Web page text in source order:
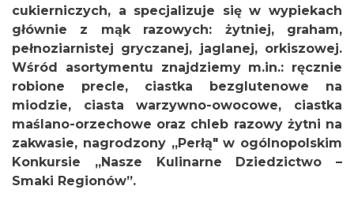
cukierniczych, a specjalizuje się w wypiekach
głównie z mąk razowych: żytniej, graham,
pełnoziarnistej gryczanej, jaglanej, orkiszowej.
Wśród asortymentu znajdziemy m.in.: ręcznie
robione precle, ciastka bezglutenowe na
miodzie, ciasta warzywno-owocowe, ciastka
maślano-orzechowe oraz chleb razowy żytni na
zakwasie, nagrodzony „Perłą" w ogólnopolskim
Konkursie „Nasze Kulinarne Dziedzictwo –
Smaki Regionów”.